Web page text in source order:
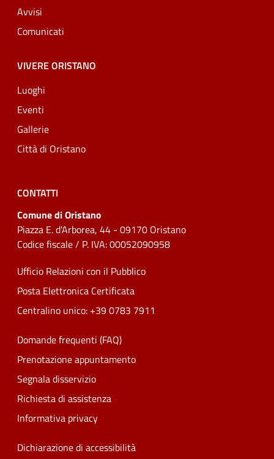
Avvisi
Comunicati
VIVERE ORISTANO
Luoghi
Eventi
Gallerie
Città di Oristano
CONTATTI
Comune di Oristano
Piazza E. d'Arborea, 44 - 09170 Oristano
Codice fiscale / P. IVA: 00052090958
Ufficio Relazioni con il Pubblico
Posta Elettronica Certificata
Centralino unico: +39 0783 7911
Domande frequenti (FAQ)
Prenotazione appuntamento
Segnala disservizio
Richiesta di assistenza
Informativa privacy
Dichiarazione di accessibilità